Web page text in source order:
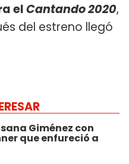
elCantando 2020,
del estreno llegó
Giménez con
que enfureció a